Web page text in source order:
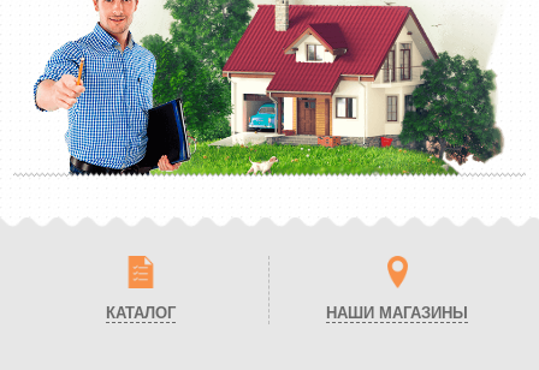
КАТАЛОГ НАШИ МАГАЗИНЫ